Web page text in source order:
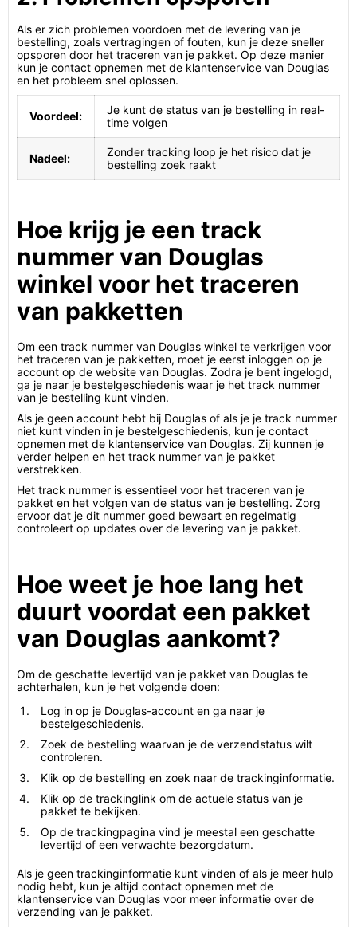
Als er zich problemen voordoen met de levering van je
bestelling, zoals vertragingen of fouten, kun je deze sneller
opsporen door het traceren van je pakket. Op deze manier
kun je contact opnemen met de klantenservice van Douglas
en het probleem snel oplossen.
Voordeel:
Je kunt de status van je bestelling in real-
time volgen
Nadeel:
Zonder tracking loop je het risico dat je
bestelling zoek raakt
Hoe krijg je een track
nummer van Douglas
winkel voor het traceren
van pakketten
Om een track nummer van Douglas winkel te verkrijgen voor
het traceren van je pakketten, moet je eerst inloggen op je
account op de website van Douglas. Zodra je bent ingelogd,
ga je naar je bestelgeschiedenis waar je het track nummer
van je bestelling kunt vinden.
Als je geen account hebt bij Douglas of als je je track nummer
niet kunt vinden in je bestelgeschiedenis, kun je contact
opnemen met de klantenservice van Douglas. Zij kunnen je
verder helpen en het track nummer van je pakket
verstrekken.
Het track nummer is essentieel voor het traceren van je
pakket en het volgen van de status van je bestelling. Zorg
ervoor dat je dit nummer goed bewaart en regelmatig
controleert op updates over de levering van je pakket.
Hoe weet je hoe lang het
duurt voordat een pakket
van Douglas aankomt?
Om de geschatte levertijd van je pakket van Douglas te
achterhalen, kun je het volgende doen:
Log in op je Douglas-account en ga naar je
bestelgeschiedenis.
Zoek de bestelling waarvan je de verzendstatus wilt
controleren.
Klik op de bestelling en zoek naar de trackinginformatie.
Klik op de trackinglink om de actuele status van je
pakket te bekijken.
Op de trackingpagina vind je meestal een geschatte
levertijd of een verwachte bezorgdatum.
Als je geen trackinginformatie kunt vinden of als je meer hulp
nodig hebt, kun je altijd contact opnemen met de
klantenservice van Douglas voor meer informatie over de
verzending van je pakket.